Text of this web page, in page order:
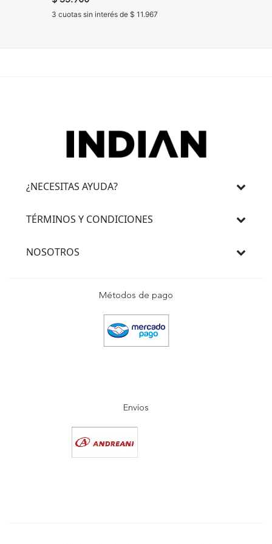
3 cuotas sin interés de $ 11.967
¿NECESITAS AYUDA?
TÉRMINOS Y CONDICIONES
NOSOTROS
Métodos de pago
Envíos